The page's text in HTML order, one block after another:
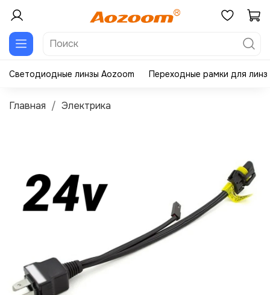
Светодиодные линзы Aozoom Переходные рамки для линз
Главная Электрика